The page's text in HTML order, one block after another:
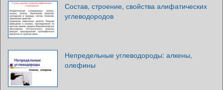
Состав, строение, свойства алифатических
углеводородов
Непредельные углеводороды: алкены,
олефины